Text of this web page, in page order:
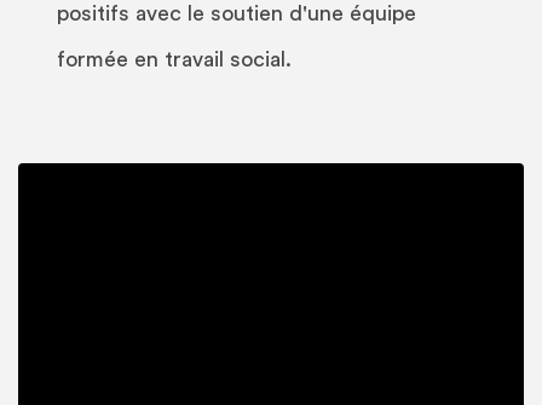
positifs avec le soutien d'une équipe
formée en travail social.